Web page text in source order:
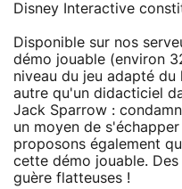
Disney Interactive
Disponible sur nos
démo jouable (environ
niveau du jeu adapté
autre qu'un didacticiel
Jack Sparrow :
un moyen de
proposons également
cette démo jouable.
guère flatteuses !